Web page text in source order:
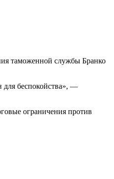
таможенной службы Бранко
для беспокойства», —
ограничения против